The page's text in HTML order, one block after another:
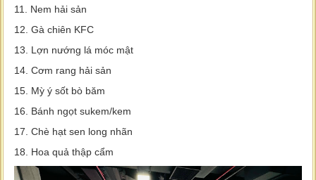
11. Nem hải sản
12. Gà chiên KFC
13. Lợn nướng lá móc mật
14. Cơm rang hải sản
15. Mỳ ý sốt bò băm
16. Bánh ngọt sukem/kem
17. Chè hạt sen long nhãn
18. Hoa quả thập cẩm